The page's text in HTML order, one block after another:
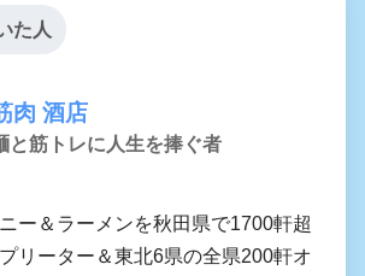
た人
肉 酒店
と筋トレに人生を捧ぐ者
ー＆ラーメンを秋田県で1700軒超
リーター＆東北6県の全県200軒オ